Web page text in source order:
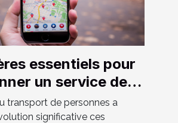
essentiels pour
un service de
et confortable
transport de personnes a
significative ces